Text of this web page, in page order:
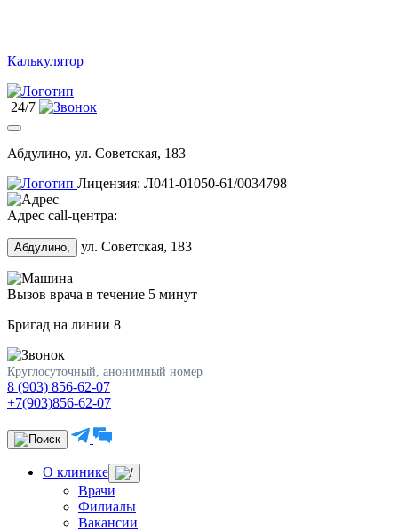
Калькулятор
24/7
Абдулино, ул. Советская, 183
Лицензия: Л041-01050-61/0034798
Адрес call-центра:
Абдулино, ул. Советская, 183
Вызов врача в течение 5 минут
Бригад на линии 8
Круглосуточный, анонимный номер
8 (903) 856-62-07
+7(903)856-62-07
О клинике
Врачи
Филиалы
Вакансии